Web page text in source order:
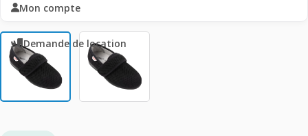
Mon compte
Demande de location